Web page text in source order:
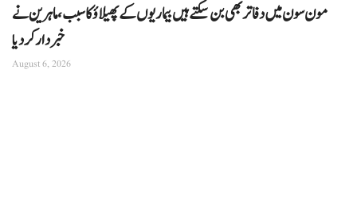
مون سون میں دفاتر بھی بن سکتے ہیں بیماریوں کے پھیلاؤ کا سبب، ماہرین نے
خبردار کر دیا
August 6, 2026